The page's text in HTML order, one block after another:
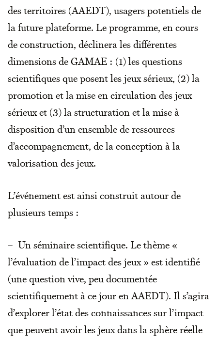
des territoires (AAEDT), usagers potentiels de
la future plateforme. Le programme, en cours
de construction, déclinera les différentes
dimensions de GAMAE : (1) les questions
scientifiques que posent les jeux sérieux, (2) la
promotion et la mise en circulation des jeux
sérieux et (3) la structuration et la mise à
disposition d’un ensemble de ressources
d’accompagnement, de la conception à la
valorisation des jeux.
L’événement est ainsi construit autour de
plusieurs temps :
– Un séminaire scientifique. Le thème «
l’évaluation de l’impact des jeux » est identifié
(une question vive, peu documentée
scientifiquement à ce jour en AAEDT). Il s’agira
d’explorer l’état des connaissances sur l’impact
que peuvent avoir les jeux dans la sphère réelle